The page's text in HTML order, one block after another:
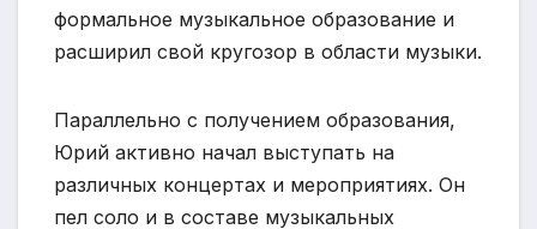
формальное музыкальное образование и
расширил свой кругозор в области музыки.
Параллельно с получением образования,
Юрий активно начал выступать на
различных концертах и мероприятиях. Он
пел соло и в составе музыкальных